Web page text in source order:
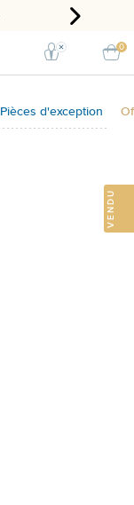
0
Pièces d'exception
VENDU